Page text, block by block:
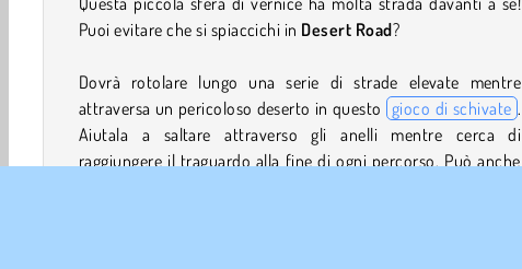
Puoi evitare che si spiaccichi in Desert Road?
Dovrà rotolare lungo una serie di strade elevate mentre
attraversa un pericoloso deserto in questo gioco di schivate .
Aiutala a saltare attraverso gli anelli mentre cerca di
raggiungere il traguardo alla fine di ogni percorso. Può anche